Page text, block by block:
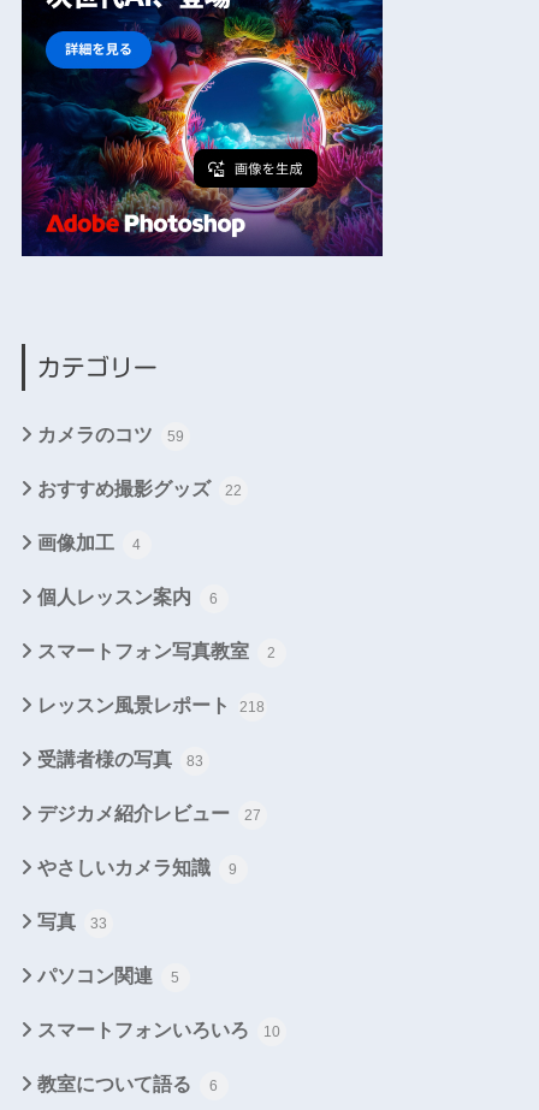
カテゴリー
カメラのコツ 59
おすすめ撮影グッズ 22
画像加工 4
個人レッスン案内 6
スマートフォン写真教室 2
レッスン風景レポート 218
受講者様の写真 83
デジカメ紹介レビュー 27
やさしいカメラ知識 9
写真 33
パソコン関連 5
スマートフォンいろいろ 10
教室について語る 6